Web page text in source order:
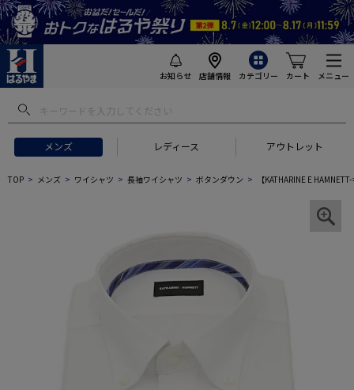
お知らせ 店舗情報 カテゴリー カート メニュー
メンズ レディース アウトレット
TOP メンズ ワイシャツ 長袖ワイシャツ ボタンダウン 【KATHARINE E